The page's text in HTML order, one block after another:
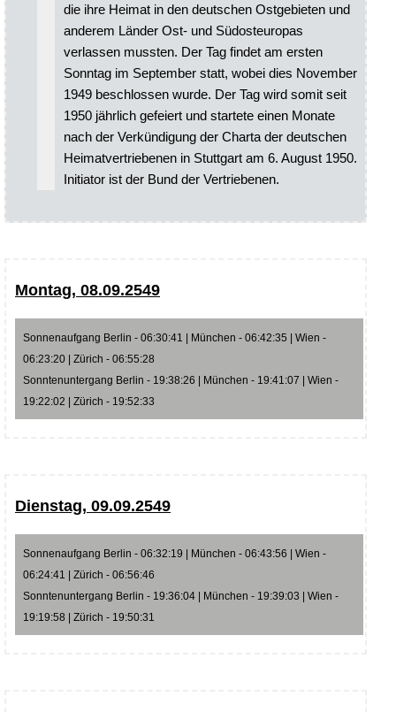
die ihre Heimat in den deutschen Ostgebieten und
anderem Länder Ost- und Südosteuropas
verlassen mussten. Der Tag findet am ersten
Sonntag im September statt, wobei dies November
1949 beschlossen wurde. Der Tag wird somit seit
1950 jährlich gefeiert und startete einen Monate
nach der Verkündigung der Charta der deutschen
Heimatvertriebenen in Stuttgart am 6. August 1950.
Initiator ist der Bund der Vertriebenen.
Montag, 08.09.2549
Sonnenaufgang Berlin - 06:30:41 | München - 06:42:35 | Wien -
06:23:20 | Zürich - 06:55:28
Sonntenuntergang Berlin - 19:38:26 | München - 19:41:07 | Wien -
19:22:02 | Zürich - 19:52:33
Dienstag, 09.09.2549
Sonnenaufgang Berlin - 06:32:19 | München - 06:43:56 | Wien -
06:24:41 | Zürich - 06:56:46
Sonntenuntergang Berlin - 19:36:04 | München - 19:39:03 | Wien -
19:19:58 | Zürich - 19:50:31